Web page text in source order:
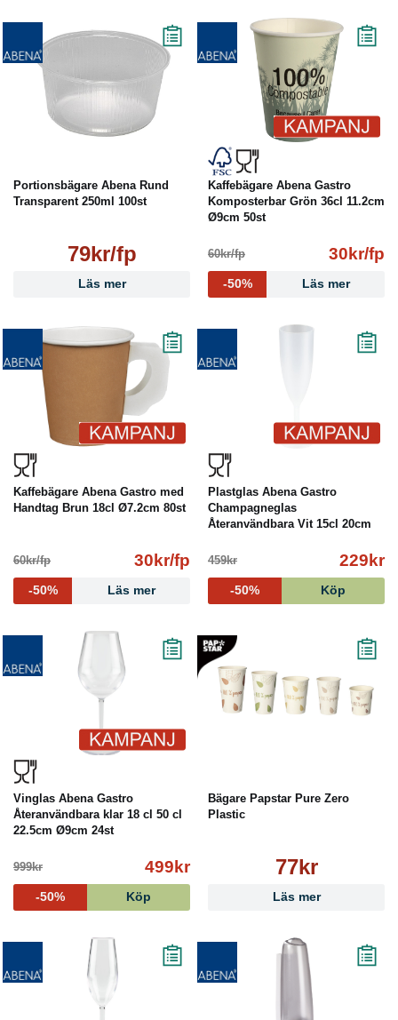
Portionsbägare Abena Rund
Transparent 250ml 100st
79kr/fp
Läs mer
Kaffebägare Abena Gastro
Komposterbar Grön 36cl 11.2cm
Ø9cm 50st
60kr/fp 30kr/fp
-50% Läs mer
Kaffebägare Abena Gastro med
Handtag Brun 18cl Ø7.2cm 80st
60kr/fp 30kr/fp
-50% Läs mer
Plastglas Abena Gastro
Champagneglas
Återanvändbara Vit 15cl 20cm
459kr
229kr
-50% Köp
Vinglas Abena Gastro
Återanvändbara klar 18 cl 50 cl
22.5cm Ø9cm 24st
999kr 499kr
-50% Köp
Bägare Papstar Pure Zero
Plastic
77kr
Läs mer